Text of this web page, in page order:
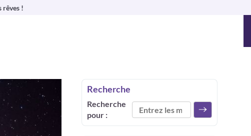
rêves !
Recherche
Recherche
pour :